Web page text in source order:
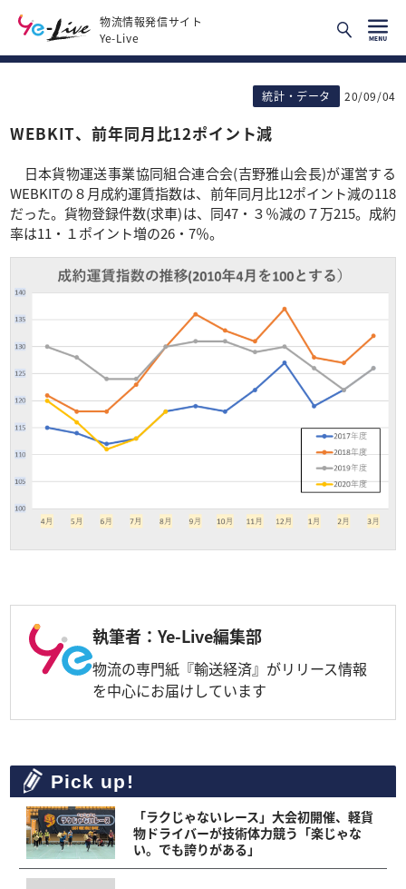
物流情報発信サイト
Ye-Live
統計・データ 20/09/04
WEBKIT、前年同月比12ポイント減
日本貨物運送事業協同組合連合会(吉野雅山会長)が運営する
WEBKITの８月成約運賃指数は、前年同月比12ポイント減の118
だった。貨物登録件数(求車)は、同47・３％減の７万215。成約
率は11・１ポイント増の26・7％。
執筆者：Ye-Live編集部
物流の専門紙『輸送経済』がリリース情報
を中心にお届けしています
Pick up!
「ラクじゃないレース」大会初開催、軽貨
物ドライバーが技術体力競う「楽じゃな
い。でも誇りがある」